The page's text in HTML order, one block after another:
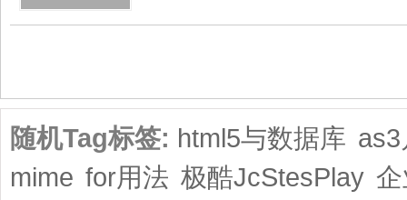
随机Tag标签: html5与数据库
mime for用法 极酷JcStesPlay